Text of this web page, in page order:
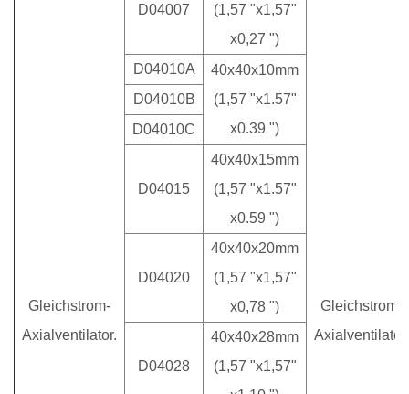
Gleichstrom-
Axialventilator.
Gleichstrom-
Axialventilator.
D04007
(1,57 "x1,57"
x0,27 ")
D04010A
40x40x10mm
(1,57 "x1.57"
x0.39 ")
D04010B
D04010C
D04015
40x40x15mm
(1,57 "x1.57"
x0.59 ")
D04020
40x40x20mm
(1,57 "x1,57"
x0,78 ")
D04028
40x40x28mm
(1,57 "x1,57"